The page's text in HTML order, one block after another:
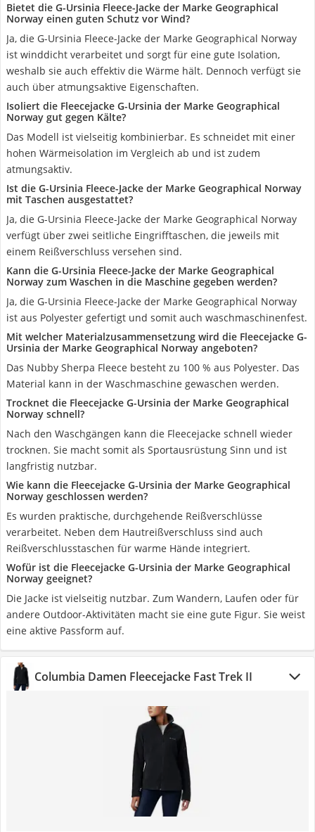
Bietet die G-Ursinia Fleece-Jacke der Marke Geographical
Norway einen guten Schutz vor Wind?
Ja, die G-Ursinia Fleece-Jacke der Marke Geographical Norway
ist winddicht verarbeitet und sorgt für eine gute Isolation,
weshalb sie auch effektiv die Wärme hält. Dennoch verfügt sie
auch über atmungsaktive Eigenschaften.
Isoliert die Fleecejacke G-Ursinia der Marke Geographical
Norway gut gegen Kälte?
Das Modell ist vielseitig kombinierbar. Es schneidet mit einer
hohen Wärmeisolation im Vergleich ab und ist zudem
atmungsaktiv.
Ist die G-Ursinia Fleece-Jacke der Marke Geographical Norway
mit Taschen ausgestattet?
Ja, die G-Ursinia Fleece-Jacke der Marke Geographical Norway
verfügt über zwei seitliche Eingrifftaschen, die jeweils mit
einem Reißverschluss versehen sind.
Kann die G-Ursinia Fleece-Jacke der Marke Geographical
Norway zum Waschen in die Maschine gegeben werden?
Ja, die G-Ursinia Fleece-Jacke der Marke Geographical Norway
ist aus Polyester gefertigt und somit auch waschmaschinenfest.
Mit welcher Materialzusammensetzung wird die Fleecejacke G-
Ursinia der Marke Geographical Norway angeboten?
Das Nubby Sherpa Fleece besteht zu 100 % aus Polyester. Das
Material kann in der Waschmaschine gewaschen werden.
Trocknet die Fleecejacke G-Ursinia der Marke Geographical
Norway schnell?
Nach den Waschgängen kann die Fleecejacke schnell wieder
trocknen. Sie macht somit als Sportausrüstung Sinn und ist
langfristig nutzbar.
Wie kann die Fleecejacke G-Ursinia der Marke Geographical
Norway geschlossen werden?
Es wurden praktische, durchgehende Reißverschlüsse
verarbeitet. Neben dem Hautreißverschluss sind auch
Reißverschlusstaschen für warme Hände integriert.
Wofür ist die Fleecejacke G-Ursinia der Marke Geographical
Norway geeignet?
Die Jacke ist vielseitig nutzbar. Zum Wandern, Laufen oder für
andere Outdoor-Aktivitäten macht sie eine gute Figur. Sie weist
eine aktive Passform auf.
Columbia Damen Fleecejacke Fast Trek II